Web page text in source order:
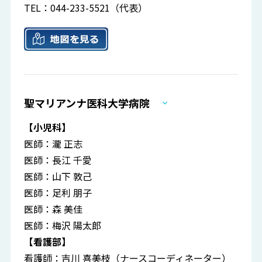
TEL：044-233-5521（代表）
聖マリアンナ医科大学病院
【小児科】
医師：瀧 正志
医師：長江 千愛
医師：山下 敦己
医師：足利 朋子
医師：森 美佳
医師：梅沢 陽太郎
【看護部】
看護師：吉川 喜美枝（ナースコーディネーター）